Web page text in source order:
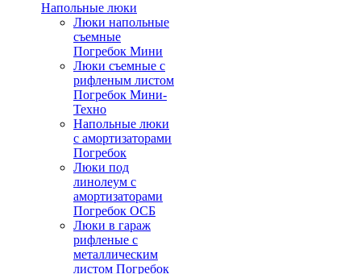
Напольные люки
Люки напольные
съемные
Погребок Мини
Люки съемные с
рифленым листом
Погребок Мини-
Техно
Напольные люки
с амортизаторами
Погребок
Люки под
линолеум с
амортизаторами
Погребок ОСБ
Люки в гараж
рифленые с
металлическим
листом Погребок